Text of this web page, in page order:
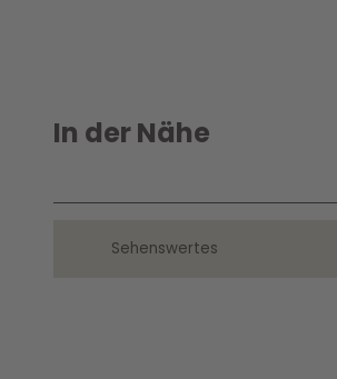
In der Nähe
Sehenswertes